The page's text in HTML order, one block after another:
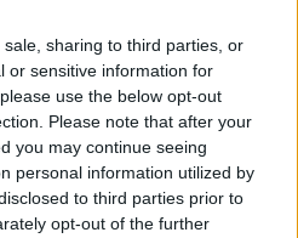
sharing to third parties, or
or sensitive information for
use the below opt-out
Please note that after your
you may continue seeing
personal information utilized by
to third parties prior to
opt-out of the further
και παροχών
στο οποίο μπορείτε να
σας